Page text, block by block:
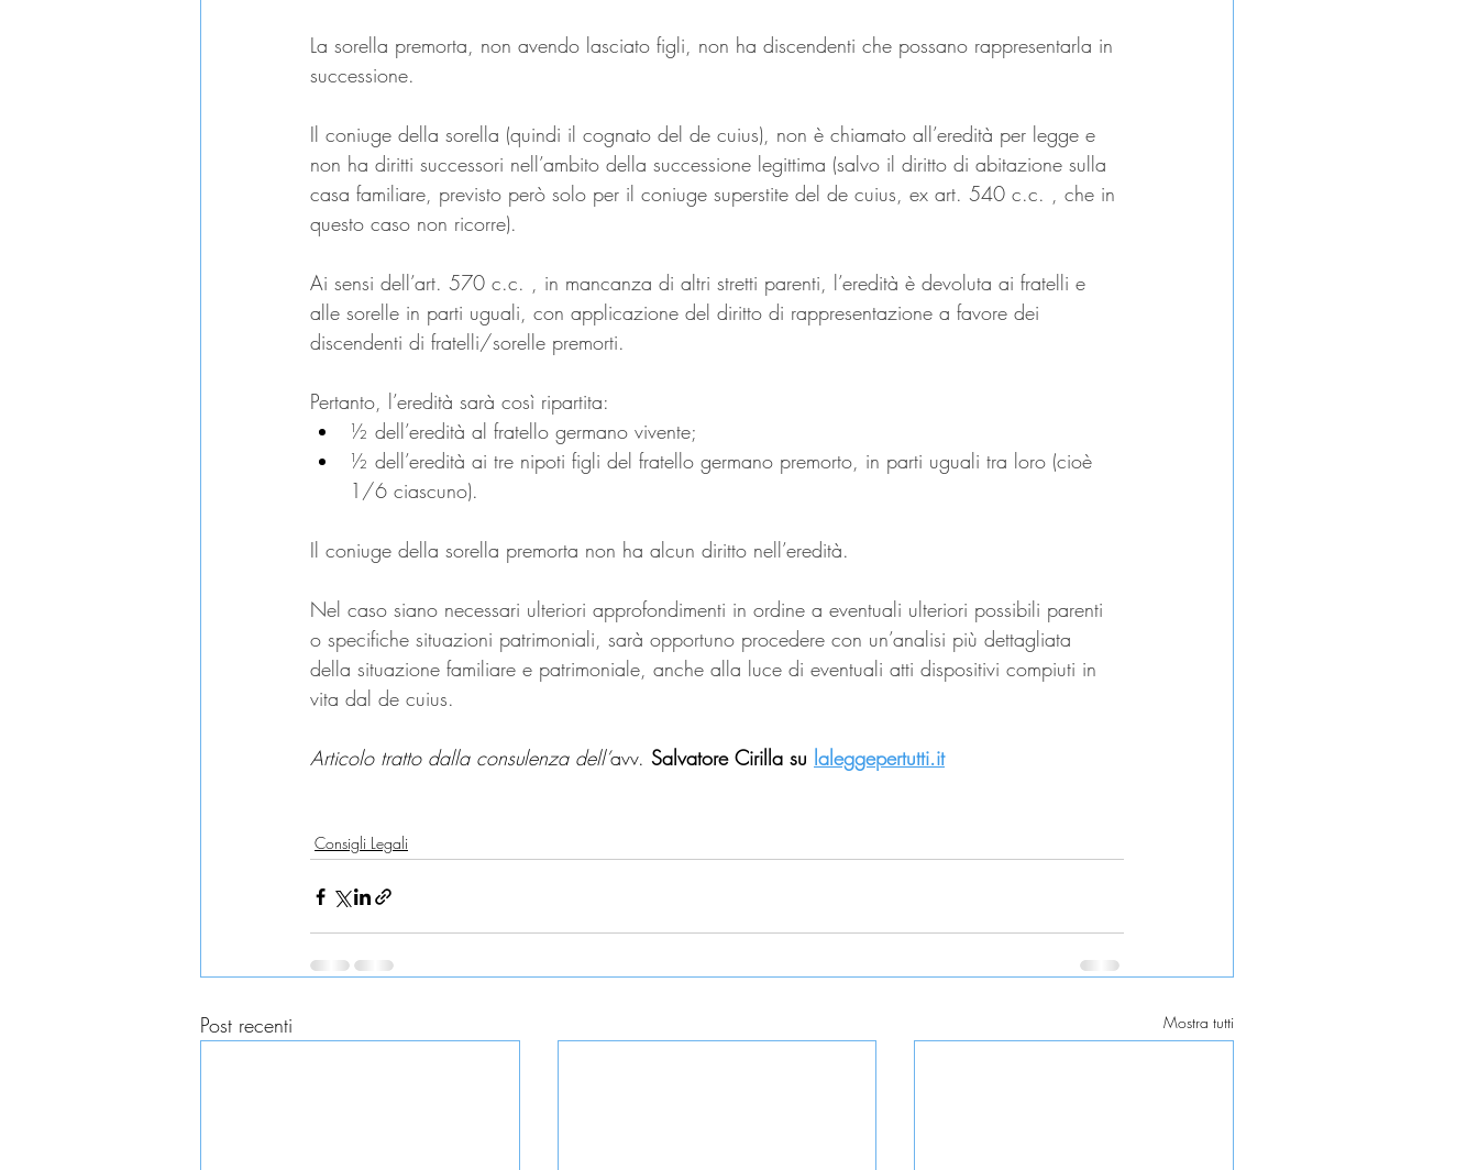
La sorella premorta, non avendo lasciato figli, non ha discendenti che possano rappresentarla in
successione.
Il coniuge della sorella (quindi il cognato del de cuius), non è chiamato all’eredità per legge e
non ha diritti successori nell’ambito della successione legittima (salvo il diritto di abitazione sulla
casa familiare, previsto però solo per il coniuge superstite del de cuius, ex art. 540 c.c. , che in
questo caso non ricorre).
Ai sensi dell’art. 570 c.c. , in mancanza di altri stretti parenti, l’eredità è devoluta ai fratelli e
alle sorelle in parti uguali, con applicazione del diritto di rappresentazione a favore dei
discendenti di fratelli/sorelle premorti.
Pertanto, l’eredità sarà così ripartita:
½ dell’eredità al fratello germano vivente;
½ dell’eredità ai tre nipoti figli del fratello germano premorto, in parti uguali tra loro (cioè
1/6 ciascuno).
Il coniuge della sorella premorta non ha alcun diritto nell’eredità.
Nel caso siano necessari ulteriori approfondimenti in ordine a eventuali ulteriori possibili parenti
o specifiche situazioni patrimoniali, sarà opportuno procedere con un’analisi più dettagliata
della situazione familiare e patrimoniale, anche alla luce di eventuali atti dispositivi compiuti in
vita dal de cuius.
Articolo tratto dalla consulenza dell’avv. Salvatore Cirilla su laleggepertutti.it
Consigli Legali
Post recenti Mostra tutti